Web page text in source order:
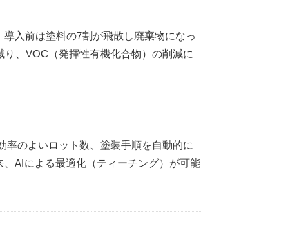
入前は塗料の7割が飛散し廃棄物になっ
、VOC（発揮性有機化合物）の削減に
率のよいロット数、塗装手順を自動的に
AIによる最適化（ティーチング）が可能